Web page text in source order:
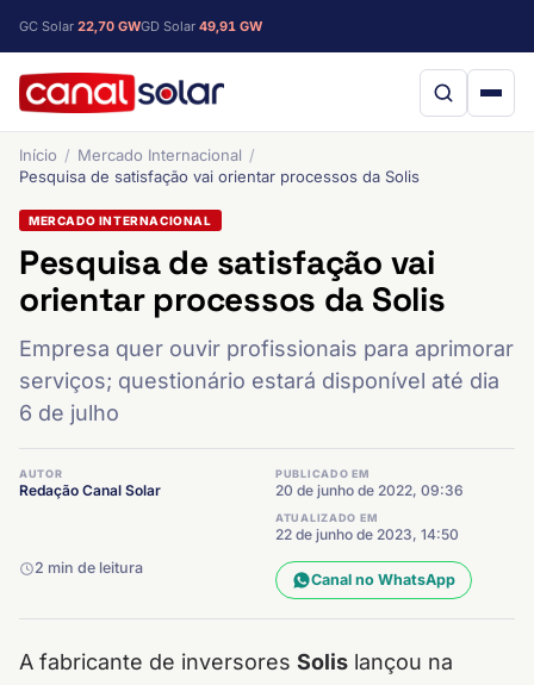
GC Solar 22,70 GWGD Solar 49,91 GW
Início
Mercado Internacional
Pesquisa de satisfação vai orientar processos da Solis
MERCADO INTERNACIONAL
Pesquisa de satisfação vai
orientar processos da Solis
Empresa quer ouvir profissionais para aprimorar
serviços; questionário estará disponível até dia
6 de julho
AUTOR
Redação Canal Solar
PUBLICADO EM
20 de junho de 2022, 09:36
ATUALIZADO EM
22 de junho de 2023, 14:50
2 min de leitura
Canal no WhatsApp
A fabricante de inversores Solis lançou na